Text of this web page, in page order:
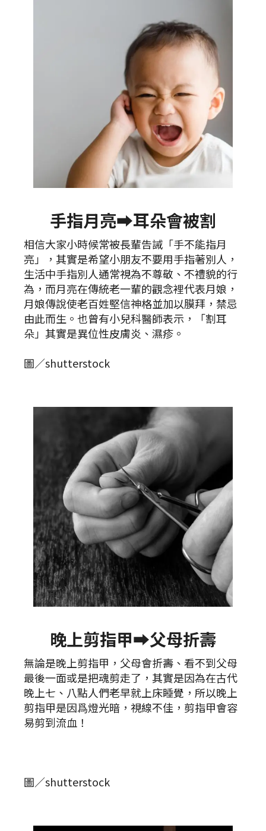
手指月亮➡️耳朵會被割
相信大家小時候常被長輩告誡「手不能指月
亮」，其實是希望小朋友不要用手指著別人，
生活中手指別人通常視為不尊敬、不禮貌的行
為，而月亮在傳統老一輩的觀念裡代表月娘，
月娘傳說使老百姓堅信神格並加以膜拜，禁忌
由此而生。也曾有小兒科醫師表示，「割耳
朵」其實是異位性皮膚炎、濕疹。
圖／shutterstock
晚上剪指甲➡️父母折壽
無論是晚上剪指甲，父母會折壽、看不到父母
最後一面或是把魂剪走了，其實是因為在古代
晚上七、八點人們老早就上床睡覺，所以晚上
剪指甲是因爲燈光暗，視線不佳，剪指甲會容
易剪到流血！
圖／shutterstock